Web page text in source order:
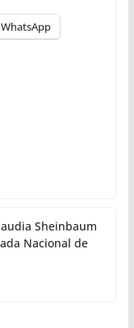
WhatsApp
Sheinbaum
Nacional de